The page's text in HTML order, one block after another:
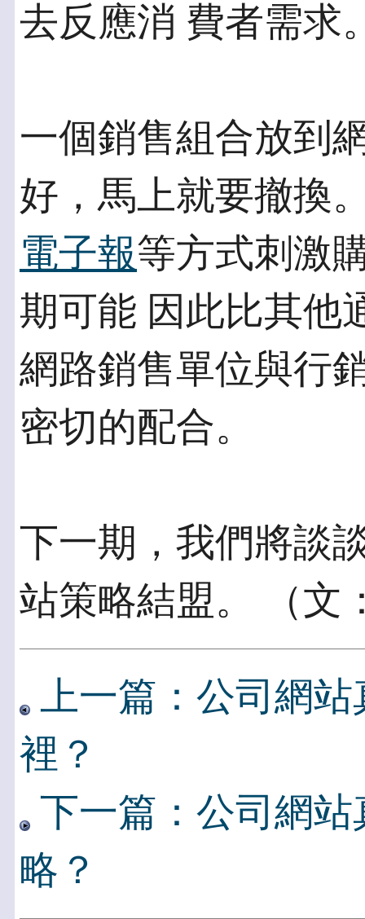
去反應消 費者需求
一個銷售組合放到
好，馬上就要撤換
電子報等方式刺激
期可能 因此比其他
網路銷售單位與行
密切的配合。
下一期，我們將談
站策略結盟。 （文
上一篇：公司網
裡？
下一篇：公司網
略？